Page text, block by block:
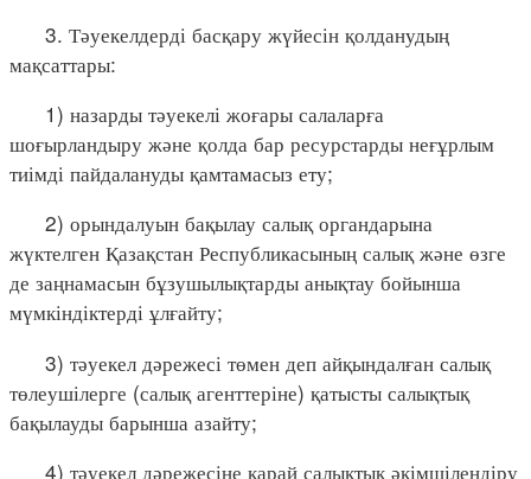
3. Тәуекелдерді басқару жүйесін қолданудың
мақсаттары:
1) назарды тәуекелі жоғары салаларға
шоғырландыру және қолда бар ресурстарды неғұрлым
тиімді пайдалануды қамтамасыз ету;
2) орындалуын бақылау салық органдарына
жүктелген Қазақстан Республикасының салық және өзге
де заңнамасын бұзушылықтарды анықтау бойынша
мүмкіндіктерді ұлғайту;
3) тәуекел дәрежесі төмен деп айқындалған салық
төлеушілерге (салық агенттеріне) қатысты салықтық
бақылауды барынша азайту;
4) тәуекел дәрежесіне қарай салықтық әкімшілендіру